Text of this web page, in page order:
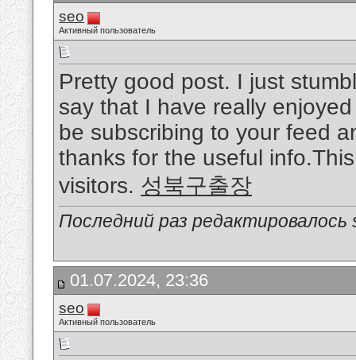
seo
Активный пользователь
Pretty good post. I just
say that I have really
be subscribing to your feed
thanks for the useful
visitors. 성북구출장
Последний раз редактировалось
01.07.2024, 23:36
seo
Активный пользователь